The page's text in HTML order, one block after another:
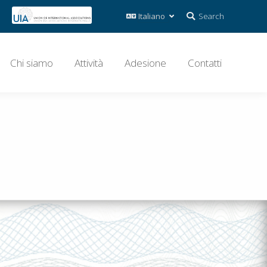
Search:
Search
Chi siamo Attività Adesione Contatti